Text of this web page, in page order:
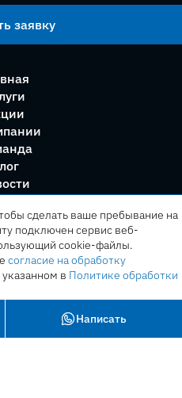
заявку
Написать
сделать ваше пребывание на
подключен сервис веб-
cookie-файлы.
согласие на обработку
в Политике обработки